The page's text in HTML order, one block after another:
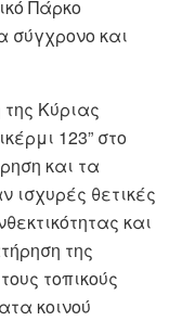
Πάρκο
σύγχρονο και
Κύριας
123” στο
και τα
θετικές
και
της
τοπικούς
κοινού